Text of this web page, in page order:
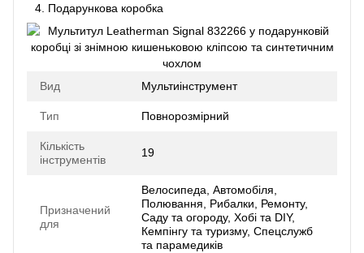
Подарункова коробка
Вид Мультиінструмент
Тип Повнорозмірний
Кількість
інструментів
19
Призначений
для
Велосипеда, Автомобіля,
Полювання, Рибалки, Ремонту,
Саду та огороду, Хобі та DIY,
Кемпінгу та туризму, Спецслужб
та парамедиків